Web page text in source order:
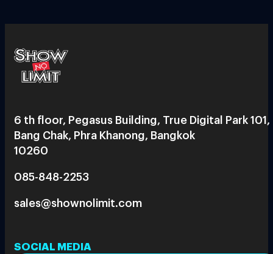
6 th floor, Pegasus Building, True Digital Park 101,
Bang Chak, Phra Khanong, Bangkok
10260
085-848-2253
sales@shownolimit.com
SOCIAL MEDIA